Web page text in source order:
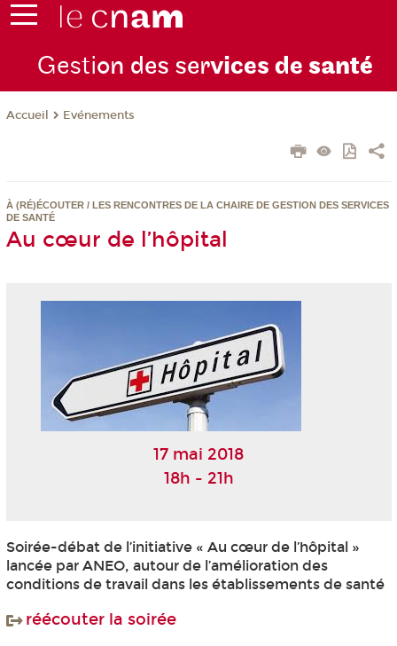
Gestion des services de santé
Accueil Evénements
À (RÉ)ÉCOUTER / LES RENCONTRES DE LA CHAIRE DE GESTION DES SERVICES
DE SANTÉ
Au cœur de l’hôpital
17 mai 2018
18h - 21h
Soirée-débat de l’initiative « Au cœur de l’hôpital »
lancée par ANEO, autour de l’amélioration des
conditions de travail dans les établissements de santé
réécouter la soirée